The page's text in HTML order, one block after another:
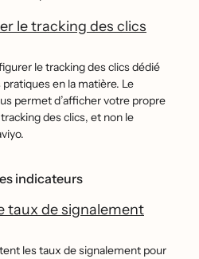
le tracking des clics
le tracking des clics dédié
en la matière. Le
permet d’afficher votre propre
des clics, et non le
indicateurs
taux de signalement
les taux de signalement pour